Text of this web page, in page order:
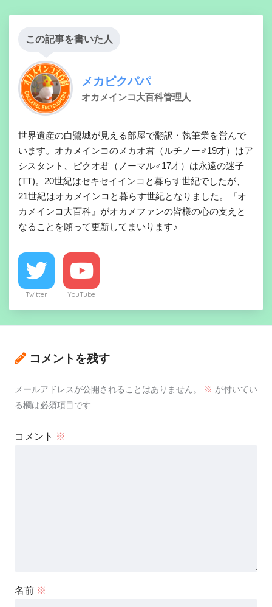
この記事を書いた人
メカピクパパ
オカメインコ大百科管理人
世界遺産の白鷺城が見える部屋で翻訳・執筆業を営んで
います。オカメインコのメカオ君（ルチノー♂19才）はア
シスタント、ピクオ君（ノーマル♂17才）は永遠の迷子
(TT)。20世紀はセキセイインコと暮らす世紀でしたが、
21世紀はオカメインコと暮らす世紀となりました。『オ
カメインコ大百科』がオカメファンの皆様の心の支えと
なることを願って更新してまいります♪
Twitter YouTube
コメントを残す
メールアドレスが公開されることはありません。 ※ が付いてい
る欄は必須項目です
コメント ※
名前 ※